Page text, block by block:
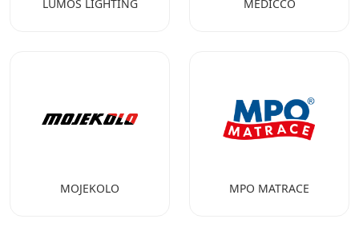
LUMOS LIGHTING MEDICCO
MOJEKOLO MPO MATRACE